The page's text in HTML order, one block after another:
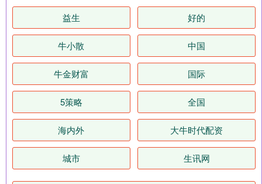
益生 好的
牛小散 中国
牛金财富 国际
5策略 全国
海内外 大牛时代配资
城市 生讯网